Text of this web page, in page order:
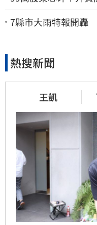
股價重挫近5%
7縣市大雨特報開轟
熱搜新聞
王凱